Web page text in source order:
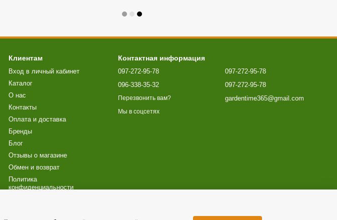
Клиентам
Вход в личный кабинет
Каталог
О нас
Контакты
Оплата и доставка
Бренды
Блог
Отзывы о магазине
Обмен и возврат
Политика
конфиденциальности
Контактная информация
097-272-95-78
096-338-35-32
Перезвонить вам?
097-272-95-78
097-272-95-78
gardentime365@gmail.com
Мы в соцсетях